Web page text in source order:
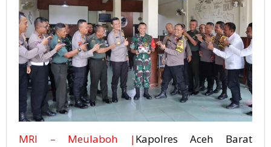
MRI – Meulaboh |Kapolres Aceh Barat